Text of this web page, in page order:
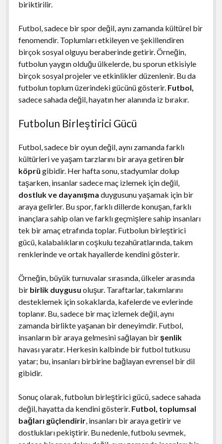
biriktirilir.
Futbol, sadece bir spor değil, aynı zamanda kültürel bir
fenomendir. Toplumları etkileyen ve şekillendiren
birçok sosyal olguyu beraberinde getirir. Örneğin,
futbolun yaygın olduğu ülkelerde, bu sporun etkisiyle
birçok sosyal projeler ve etkinlikler düzenlenir. Bu da
futbolun toplum üzerindeki gücünü gösterir. Futbol,
sadece sahada değil, hayatın her alanında iz bırakır.
Futbolun Birleştirici Gücü
Futbol, sadece bir oyun değil, aynı zamanda farklı
kültürleri ve yaşam tarzlarını bir araya getiren bir
köprü gibidir. Her hafta sonu, stadyumlar dolup
taşarken, insanlar sadece maç izlemek için değil,
dostluk ve dayanışma duygusunu yaşamak için bir
araya gelirler. Bu spor, farklı dillerde konuşan, farklı
inançlara sahip olan ve farklı geçmişlere sahip insanları
tek bir amaç etrafında toplar. Futbolun birleştirici
gücü, kalabalıkların coşkulu tezahüratlarında, takım
renklerinde ve ortak hayallerde kendini gösterir.
Örneğin, büyük turnuvalar sırasında, ülkeler arasında
bir birlik duygusu oluşur. Taraftarlar, takımlarını
desteklemek için sokaklarda, kafelerde ve evlerinde
toplanır. Bu, sadece bir maç izlemek değil, aynı
zamanda birlikte yaşanan bir deneyimdir. Futbol,
insanların bir araya gelmesini sağlayan birşenlik
havası yaratır. Herkesin kalbinde bir futbol tutkusu
yatar; bu, insanları birbirine bağlayan evrensel bir dil
gibidir.
Sonuç olarak, futbolun birleştirici gücü, sadece sahada
değil, hayatta da kendini gösterir. Futbol, toplumsal
bağları güçlendirir, insanları bir araya getirir ve
dostlukları pekiştirir. Bu nedenle, futbolu sevmek,